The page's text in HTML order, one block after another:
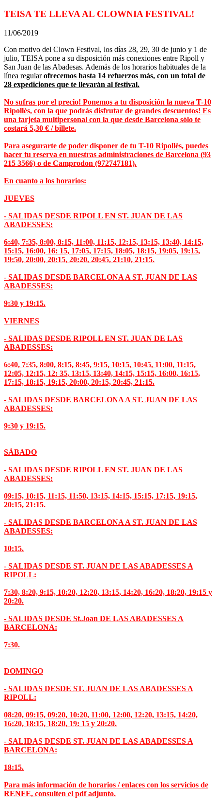
TEISA TE LLEVA AL CLOWNIA FESTIVAL!
11/06/2019
Con motivo del Clown Festival, los días 28, 29, 30 de junio y 1 de
julio, TEISA pone a su disposición más conexiones entre Ripoll y
San Juan de las Abadesas. Además de los horarios habituales de la
línea regularofrecemos hasta 14 refuerzos más, con un total de
28 expediciones que te llevarán al festival.
No sufras por el precio! Ponemos a tu disposición la nueva T-10
Ripollès, con la que podrás disfrutar de grandes descuentos! Es
una tarjeta multipersonal con la que desde Barcelona sólo te
costará 5,30 € / billete.
Para asegurarte de poder disponer de tu T-10 Ripollès, puedes
hacer tu reserva en nuestras administraciones de Barcelona (93
215 3566) o de Camprodon (972747181).
En cuanto a los horarios:
JUEVES
- SALIDAS DESDE RIPOLL EN ST. JUAN DE LAS
ABADESSES:
6:40, 7:35, 8:00, 8:15, 11:00, 11:15, 12:15, 13:15, 13:40, 14:15,
15:15, 16:00, 16: 15, 17:05, 17:15, 18:05, 18:15, 19:05, 19:15,
19:50, 20:00, 20:15, 20:20, 20:45, 21:10, 21:15.
- SALIDAS DESDE BARCELONA A ST. JUAN DE LAS
ABADESSES:
9:30 y 19:15.
VIERNES
- SALIDAS DESDE RIPOLL EN ST. JUAN DE LAS
ABADESSES:
6:40, 7:35, 8:00, 8:15, 8:45, 9:15, 10:15, 10:45, 11:00, 11:15,
12:05, 12:15, 12: 35, 13:15, 13:40, 14:15, 15:15, 16:00, 16:15,
17:15, 18:15, 19:15, 20:00, 20:15, 20:45, 21:15.
- SALIDAS DESDE BARCELONA A ST. JUAN DE LAS
ABADESSES:
9:30 y 19:15.
SÁBADO
- SALIDAS DESDE RIPOLL EN ST. JUAN DE LAS
ABADESSES:
09:15, 10:15, 11:15, 11:50, 13:15, 14:15, 15:15, 17:15, 19:15,
20:15, 21:15.
- SALIDAS DESDE BARCELONA A ST. JUAN DE LAS
ABADESSES:
10:15.
- SALIDAS DESDE ST. JUAN DE LAS ABADESSES A
RIPOLL:
7:30, 8:20, 9:15, 10:20, 12:20, 13:15, 14:20, 16:20, 18:20, 19:15 y
20:20.
- SALIDAS DESDE St.Joan DE LAS ABADESSES A
BARCELONA:
7:30.
DOMINGO
- SALIDAS DESDE ST. JUAN DE LAS ABADESSES A
RIPOLL:
08:20, 09:15, 09:20, 10:20, 11:00, 12:00, 12:20, 13:15, 14:20,
16:20, 18:15, 18:20, 19: 15 y 20:20.
- SALIDAS DESDE ST. JUAN DE LAS ABADESSES A
BARCELONA:
18:15.
Para más información de horarios / enlaces con los servicios de
RENFE, consulten el pdf adjunto.